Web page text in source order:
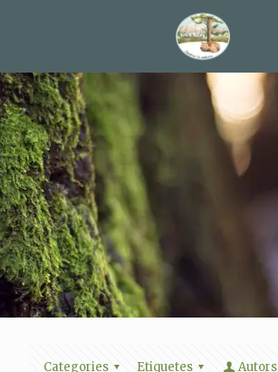
Categories Etiquetes
Autors